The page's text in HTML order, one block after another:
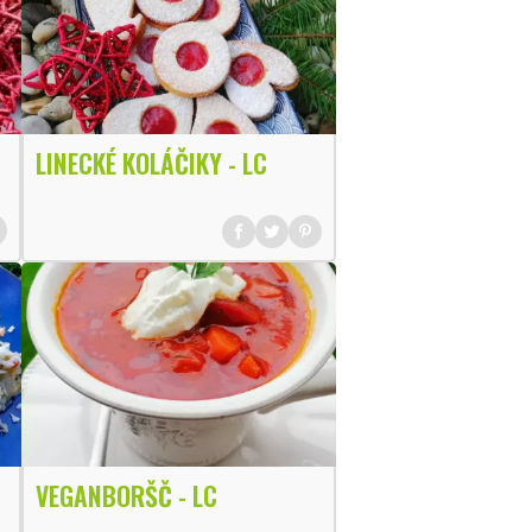
LINECKÉ KOLÁČIKY - LC
VEGANBORŠČ - LC